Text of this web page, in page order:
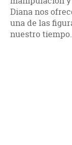
Diana nos
una de las
nuestro tiempo.